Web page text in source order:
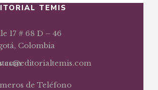
TEMIS
17 # 68 D – 46
Colombia
de Teléfono